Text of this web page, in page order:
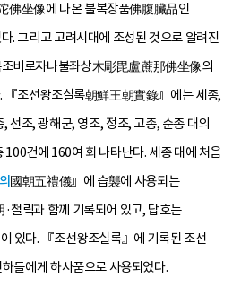
佛坐像에 나온 불복장품佛腹臟品인
. 그리고 고려시대에 조성된 것으로 알려진
비로자나불좌상木彫毘盧蔗那佛坐像의
『조선왕조실록朝鮮王朝實錄』에는 세종,
선조, 광해군, 영조, 정조, 고종, 순종 대의
100건에 160여 회 나타난다. 세종 대에 처음
國朝五禮儀』에 습襲에 사용되는
철릭과 함께 기록되어 있고, 답호는
있다. 『조선왕조실록』에 기록된 조선
들에게 하사품으로 사용되었다.